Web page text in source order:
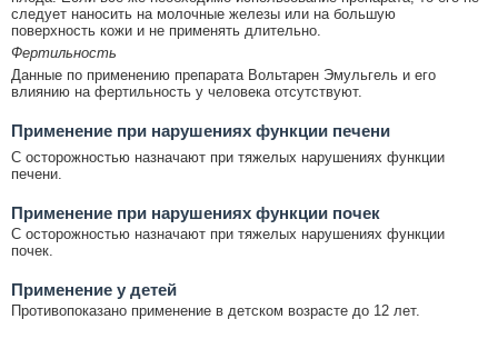
следует наносить на молочные железы или на большую
поверхность кожи и не применять длительно.
Фертильность
Данные по применению препарата Вольтарен Эмульгель и его
влиянию на фертильность у человека отсутствуют.
Применение при нарушениях функции печени
С осторожностью назначают при тяжелых нарушениях функции
печени.
Применение при нарушениях функции почек
С осторожностью назначают при тяжелых нарушениях функции
почек.
Применение у детей
Противопоказано применение в детском возрасте до 12 лет.